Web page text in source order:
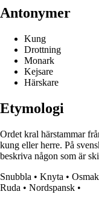
Antonymer
Kung
Drottning
Monark
Kejsare
Härskare
Etymologi
Ordet kral härstammar
kung eller herre. På
beskriva någon som är
Snubbla • Knyta •
Ruda • Nordspansk •